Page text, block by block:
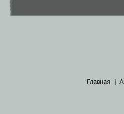
Главная |